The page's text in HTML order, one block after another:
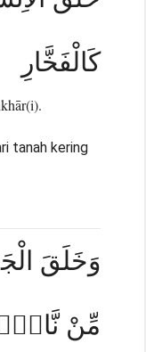
كَالْفَخَّارِ
tanah kering
وَخَلَقَ
مِّنْ